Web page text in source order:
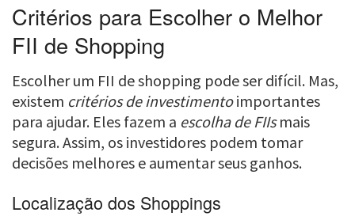
Critérios para Escolher o Melhor
FII de Shopping
Escolher um FII de shopping pode ser difícil. Mas,
existem critérios de investimentoimportantes
para ajudar. Eles fazem a escolha de FIIsmais
segura. Assim, os investidores podem tomar
decisões melhores e aumentar seus ganhos.
Localização dos Shoppings